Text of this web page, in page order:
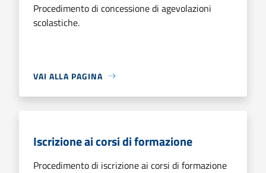
Procedimento di concessione di agevolazioni
scolastiche.
VAI ALLA PAGINA
Iscrizione ai corsi di formazione
Procedimento di iscrizione ai corsi di formazione